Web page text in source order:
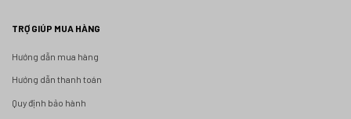
TRỢ GIÚP MUA HÀNG
Hướng dẫn mua hàng
Hướng dẫn thanh toán
Quy định bảo hành